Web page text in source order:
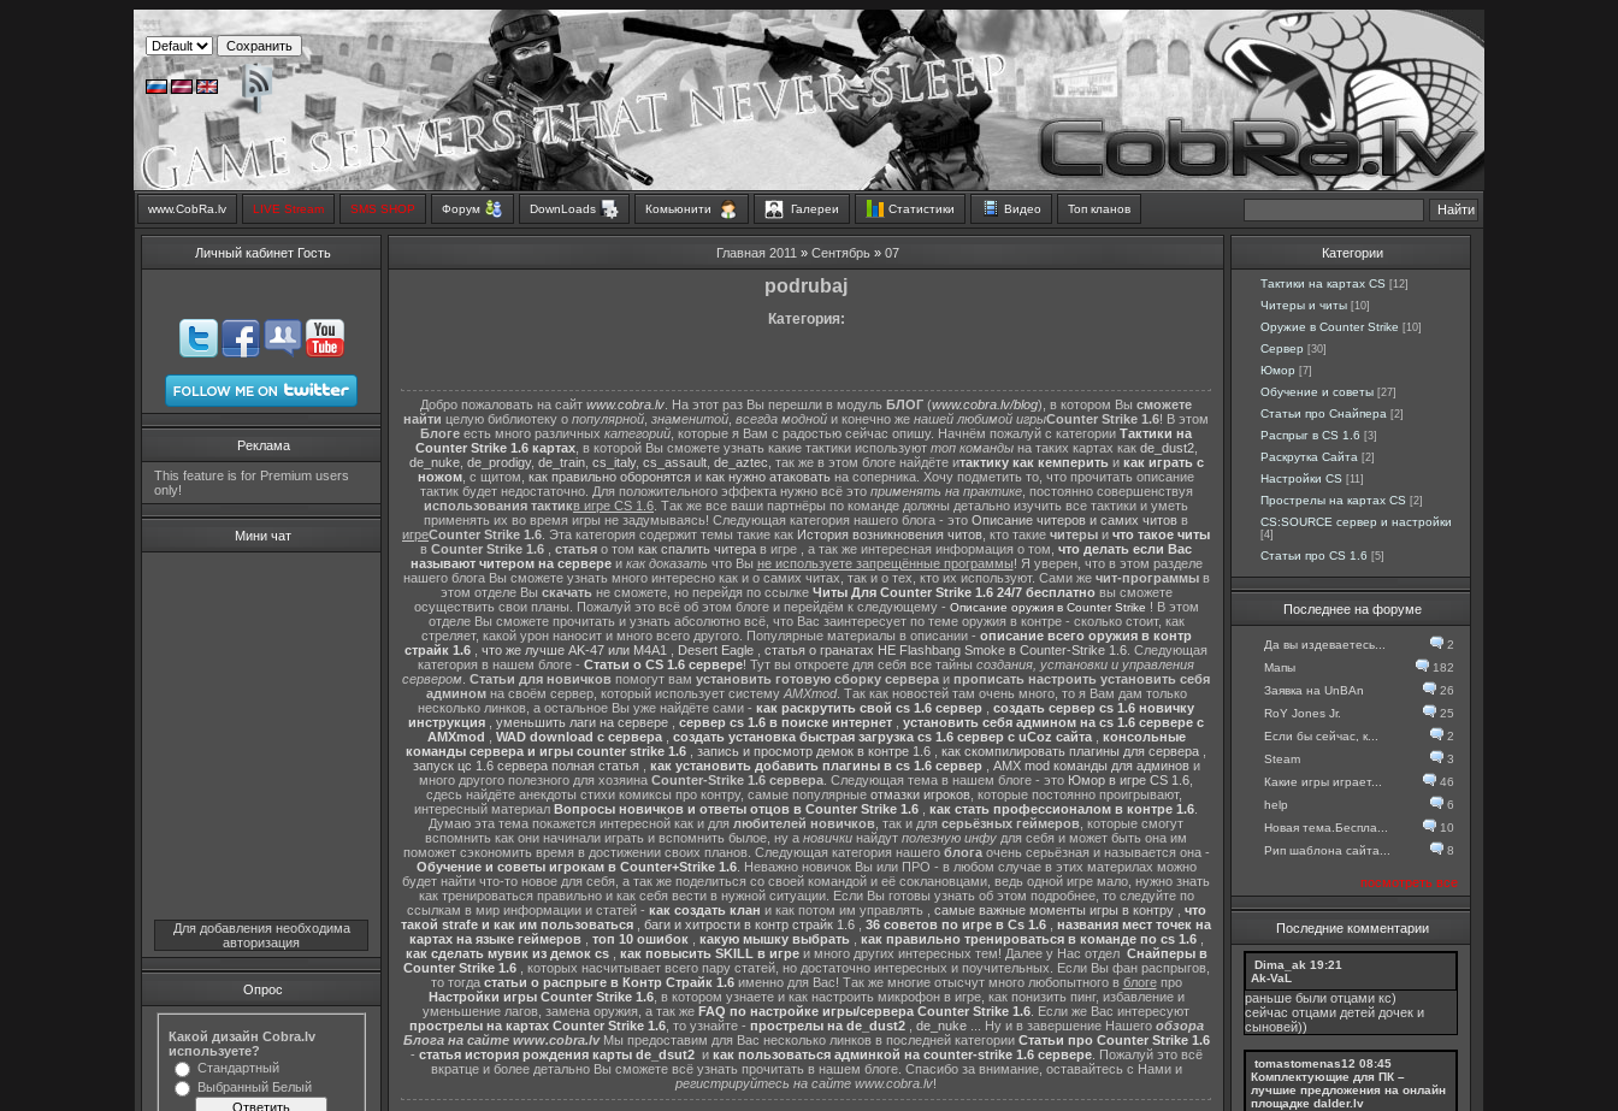
www.CobRa.lv LIVE Stream SMS SHOP Форум DownLoads Комьюнити Галереи Статистики Видео Топ кланов
Личный кабинет Гость
Реклама
This feature is for Premium users
only!
Мини чат
Для добавления необходима
авторизация
Опрос
Какой дизайн Cobra.lv
используете?
Стандартный
Выбранный Белый
Главная 2011 » Сентябрь » 07
podrubaj
Категория:
Добро пожаловать на сайт www.cobra.lv . На этот раз Вы перешли в модуль БЛОГ (www.cobra.lv/blog), в котором Вы сможете
найти целую библиотеку о популярной знаменитой всегда модной и конечно же нашей любимой игрыCounter Strike 1.6! В этом
Блоге есть много различных категорий , которые я Вам с радостью сейчас опишу. Начнём пожалуй с категории Тактики на
Counter Strike 1.6 картах, в которой Вы сможете узнать какие тактики используют топ командына таких картах как de_dust2,
de_nuke, de_prodigy, de_train, cs_italy, cs_assault, de_aztec , так же в этом блоге найдёте итактику как кемперитьи как играть с
ножом , с щитом, как правильно оборонятся и как нужно атаковать на соперника. Хочу подметить то, что прочитать описание
тактик будет недостаточно. Для положительного эффекта нужно всё это применять на практике, постоянно совершенствуя
использования тактикв игре CS 1.6 . Так же все ваши партнёры по команде должны детально изучить все тактики и уметь
применять их во время игры не задумываясь! Следующая категория нашего блога - это Описание читеров и самих читов в
игреCounter Strike 1.6 . Эта категория содержит темы такие как История возникновения читов , кто такие читеры и что такое читы
в Counter Strike 1.6 статья о том как спалить читера в игре , а так же интересная информация о том, что делать если Вас
называют читером на сервереи как доказать что Вы не используете запрещённые программы! Я уверен, что в этом разделе
нашего блога Вы сможете узнать много интересно как и о самих читах, так и о тех, кто их используют. Сами же чит-программыв
этом отделе Вы скачатьне сможете, но перейдя по ссылке Читы Для Counter Strike 1.6 24/7 бесплатновы сможете
осуществить свои планы. Пожалуй это всё об этом блоге и перейдём к следующему - Описание оружия в Counter Strike ! В этом
отделе Вы сможете прочитать и узнать абсолютно всё, что Вас заинтересует по теме оружия в контре - сколько стоит, как
стреляет, какой урон наносит и много всего другого. Популярные материалы в описании - описание всего оружия в контр
страйк 1.6
что же лучше AK-47 или M4A1 Desert Eagle статья о гранатах HE Flashbang Smoke в Counter-Strike 1.6 . Следующая
категория в нашем блоге - Статьи о CS 1.6 сервере! Тут вы откроете для себя все тайны создания, установки и управления
сервером Статьи для новичков помогут вам установить готовую сборку сервера и прописать настроить установить себя
админомна своём сервер, который использует систему AMXmod. Так как новостей там очень много, то я Вам дам только
несколько линков, а остальное Вы уже найдёте сами - как раскрутить свой cs 1.6 сервер
создать сервер cs 1.6 новичку
инструкция
уменьшить лаги на сервере сервер cs 1.6 в поиске интернет
установить себя админом на cs 1.6 сервере с
AMXmod
WAD download с сервера, создать установка быстрая загрузка cs 1.6 сервер с uCoz сайта, консольные
команды сервера и игры counter strike 1.6
запись и просмотр демок в контре 1.6 как скомпилировать плагины для сервера
запуск цс 1.6 сервера полная статья, как установить добавить плагины в cs 1.6 сервер, AMX mod команды для админови
много другого полезного для хозяина Counter-Strike 1.6 сервера . Следующая тема в нашем блоге - это Юмор в игре CS 1.6
сдесь найдёте анекдоты стихи комиксы про контру, самые популярные отмазки игроков , которые постоянно проигрывают,
интересный материал Вопросы новичков и ответы отцов в Counter Strike 1.6 как стать профессионалом в контре 1.6
Думаю эта тема покажется интересной как и для любителей новичков , так и для серьёзных геймеров , которые смогут
вспомнить как они начинали играть и вспомнить былое, ну а новички найдут полезную инфу для себя и может быть она им
поможет сэкономить время в достижении своих планов. Следующая категория нашего блогаочень серьёзная и называется она -
Обучение и советы игрокам в Counter+Strike 1.6. Неважно новичок Вы или ПРО - в любом случае в этих материлах можно
будет найти что-то новое для себя, а так же поделиться со своей командой и её соклановцами, ведь одной игре мало, нужно знать
как тренироваться правильно и как себя вести в нужной ситуации. Если Вы готовы узнать об этом подробнее, то следуйте по
ссылкам в мир информации и статей - как создать клан и как потом им управлять , самые важные моменты игры в контру, что
такой strafe и как им пользоваться
баги и хитрости в контр страйк 1.6 36 советов по игре в Cs 1.6
названия мест точек на
картах на языке геймеров, топ 10 ошибок, какую мышку выбрать, как правильно тренироваться в команде по cs 1.6,
как сделать мувик из демок cs, как повысить SKILL в игреи много других интересных тем! Далее у Нас отдел Снайперы в
Counter Strike 1.6, которых насчитывает всего пару статей, но достаточно интересных и поучительных. Если Вы фан распрыгов,
то тогда статьи о распрыге в Контр Страйк 1.6именно для Вас! Так же многие отысчут много любопытного в блогепро
Настройки игры Counter Strike 1.6, в котором узнаете и как настроить микрофон в игре, как понизить пинг, избавление и
уменьшение лагов, замена оружия, а так же FAQ по настройке игры/сервера Counter Strike 1.6 . Если же Вас интересуют
прострелы на картах Counter Strike 1.6, то узнайте - прострелы на de_dust2, de_nuke... Ну и в завершение Нашего обзора
Блога на сайте www.cobra.lvМы предоставим для Вас несколько линков в последней категории Статьи про Counter Strike 1.6
- статья история рождения карты de_dsut2и как пользоваться админкой на counter-strike 1.6 сервере. Пожалуй это всё
вкратце и более детально Вы сможете всё узнать прочитать в нашем блоге. Спасибо за внимание, оставайтесь с Нами и
регистрируйтесь на сайте www.cobra.lv!
Категории
Тактики на картах CS [12]
Читеры и читы [10]
Оружие в Counter Strike [10]
Сервер [30]
Юмор [7]
Обучение и советы [27]
Статьи про Снайпера [2]
Распрыг в CS 1.6 [3]
Раскрутка Сайта [2]
Настройки CS [11]
Прострелы на картах CS [2]
CS:SOURCE сервер и настройки
[4]
Статьи про CS 1.6 [5]
Последнее на форуме
Да вы издеваетесь...
2
Мапы
182
Заявка на UnBAn
26
RoY Jones Jr.
25
Если бы сейчас, к...
2
Steam
3
Какие игры играет...
46
help
6
Новая тема.Беспла...
10
Рип шаблона сайта...
8
посмотреть все
Последние комментарии
Dima_ak 19:21
Ak-VaL
раньше были отцами кс)
сейчас отцами детей дочек и
сыновей))
tomastomenas12 08:45
Комплектующие для ПК –
лучшие предложения на онлайн
площадке dalder.lv